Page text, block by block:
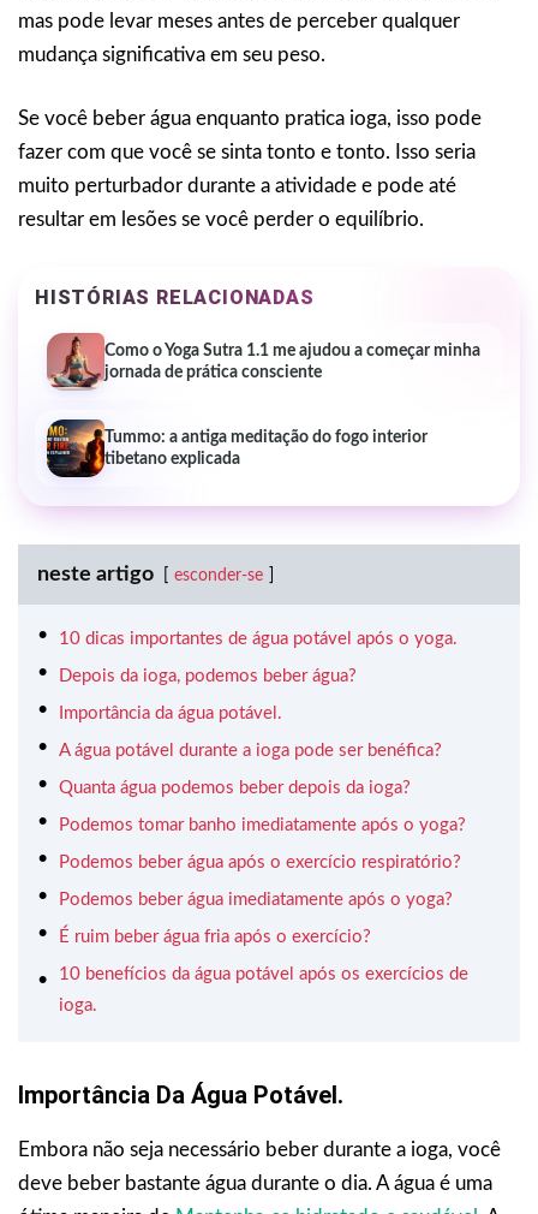
mas pode levar meses antes de perceber qualquer
mudança significativa em seu peso.
Se você beber água enquanto pratica ioga, isso pode
fazer com que você se sinta tonto e tonto. Isso seria
muito perturbador durante a atividade e pode até
resultar em lesões se você perder o equilíbrio.
HISTÓRIAS RELACIONADAS
Como o Yoga Sutra 1.1 me ajudou a começar minha
jornada de prática consciente
Tummo: a antiga meditação do fogo interior
tibetano explicada
neste artigo esconder-se
10 dicas importantes de água potável após o yoga.
Depois da ioga, podemos beber água?
Importância da água potável.
A água potável durante a ioga pode ser benéfica?
Quanta água podemos beber depois da ioga?
Podemos tomar banho imediatamente após o yoga?
Podemos beber água após o exercício respiratório?
Podemos beber água imediatamente após o yoga?
É ruim beber água fria após o exercício?
10 benefícios da água potável após os exercícios de
ioga.
Importância Da Água Potável.
Embora não seja necessário beber durante a ioga, você
deve beber bastante água durante o dia. A água é uma